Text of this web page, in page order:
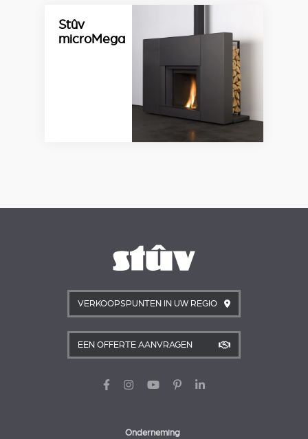
Stûv
microMega
VERKOOPSPUNTEN IN UW REGIO
EEN OFFERTE AANVRAGEN
Onderneming